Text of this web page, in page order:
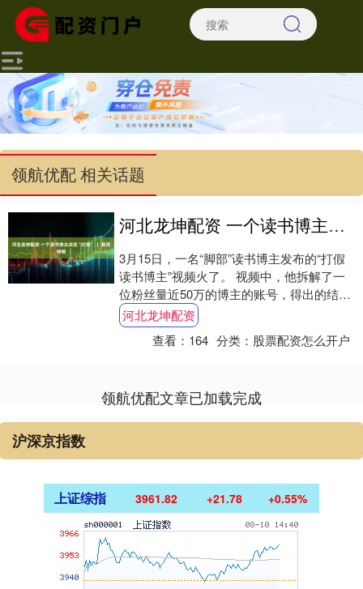
领航优配 相关话题
河北龙坤配资 一个读书博主决定“打假” ｜ 新民特稿
3月15日，一名“脚部”读书博主发布的“打假
读书博主”视频火了。 视频中，他拆解了一
位粉丝量近50万的博主的账号，得出的结论
包括：该博主“一年读了704本书”“....
河北龙坤配资
查看： 164 分类： 股票配资怎么开户
领航优配文章已加载完成
沪深京指数
上证综指 3961.82 +21.78 +0.55%